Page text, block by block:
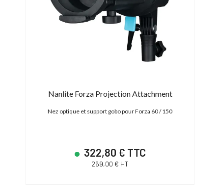
Nanlite Forza Projection Attachment
Nez optique et support gobo pour Forza 60 / 150
322,80 € TTC
269,00 € HT